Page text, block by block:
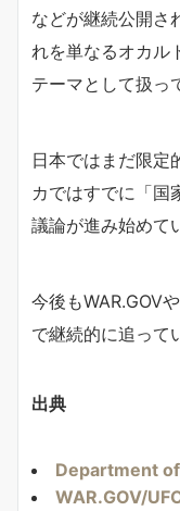
などが継続公開さ
れを単なるオカル
テーマとして扱っ
日本ではまだ限定
カではすでに「国
議論が進み始めて
今後もWAR.GOV
で継続的に追って
出典
Department
WAR.GOV/